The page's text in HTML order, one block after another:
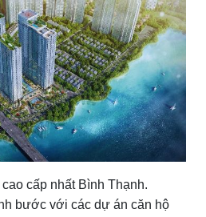
cao cấp nhất Bình Thạnh.
bước với các dự án căn hộ